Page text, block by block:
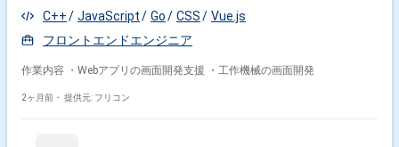
C++
JavaScript Go CSS
Vue.js
フロントエンドエンジニア
作業内容 ・Webアプリの画面開発支援 ・工作機械の画面開発
2ヶ月前・ 提供元: フリコン